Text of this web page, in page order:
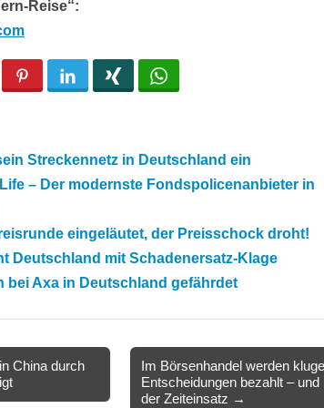
Reise“:
Pinterest LinkedIn
Streckennetz in Deutschland ein
– Der modernste Fondspolicenanbieter in
eingeläutet, der Preisschock droht!
Deutschland mit Schadenersatz-Klage
bei Axa in Deutschland gefährdet
China durch
Im Börsenhandel werden kluge
Entscheidungen bezahlt – und
der Zeiteinsatz →